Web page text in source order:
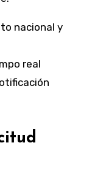
nacional y
real